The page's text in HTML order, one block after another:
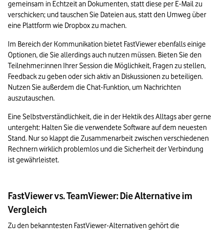
gemeinsam in Echtzeit an Dokumenten, statt diese per E-Mail zu
verschicken; und tauschen Sie Dateien aus, statt den Umweg über
eine Plattform wie Dropbox zu machen.
Im Bereich der Kommunikation bietet FastViewer ebenfalls einige
Optionen, die Sie allerdings auch nutzen müssen. Bieten Sie den
Teilnehmer:innen Ihrer Session die Möglichkeit, Fragen zu stellen,
Feedback zu geben oder sich aktiv an Diskussionen zu beteiligen.
Nutzen Sie außerdem die Chat-Funktion, um Nachrichten
auszutauschen.
Eine Selbstverständlichkeit, die in der Hektik des Alltags aber gerne
untergeht: Halten Sie die verwendete Software auf dem neuesten
Stand. Nur so klappt die Zusammenarbeit zwischen verschiedenen
Rechnern wirklich problemlos und die Sicherheit der Verbindung
ist gewährleistet.
FastViewer vs. TeamViewer: Die Alternative im
Vergleich
Zu den bekanntesten FastViewer-Alternativen gehört die